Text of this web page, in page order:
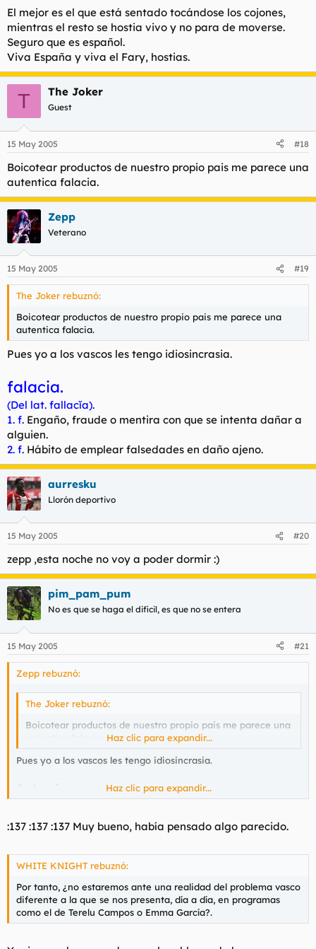
El mejor es el que está sentado tocándose los cojones,
mientras el resto se hostia vivo y no para de moverse.
Seguro que es español.
Viva España y viva el Fary, hostias.
T The Joker
Guest
15 May 2005 #18
Boicotear productos de nuestro propio pais me parece una
autentica falacia.
Zepp
Veterano
15 May 2005 #19
The Joker rebuznó:
Boicotear productos de nuestro propio pais me parece una
autentica falacia.
Pues yo a los vascos les tengo idiosincrasia.
falacia.
(Del lat. fallacĭa).
1. f. Engaño, fraude o mentira con que se intenta dañar a
alguien.
2. f. Hábito de emplear falsedades en daño ajeno.
aurresku
Llorón deportivo
15 May 2005 #20
zepp ,esta noche no voy a poder dormir :)
pim_pam_pum
No es que se haga el dificil, es que no se entera
15 May 2005 #21
Zepp rebuznó:
The Joker rebuznó:
Boicotear productos de nuestro propio pais me parece una
Haz clic para expandir...
Pues yo a los vascos les tengo idiosincrasia.
Engaño, fraude o mentira con que se intenta dañar a
alguien.
Haz clic para expandir...
:137 :137 :137 Muy bueno, había pensado algo parecido.
WHITE KNIGHT rebuznó:
Por tanto, ¿no estaremos ante una realidad del problema vasco
diferente a la que se nos presenta, día a día, en programas
como el de Terelu Campos o Emma García?.